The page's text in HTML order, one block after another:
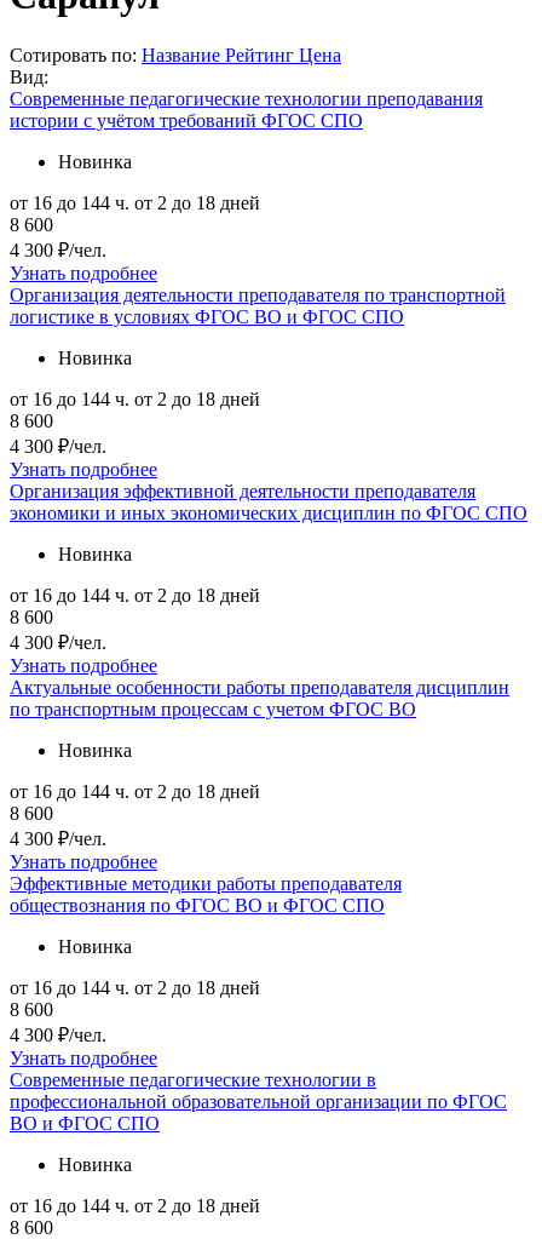
Сотировать по: Название Рейтинг Цена
Вид:
Современные педагогические технологии преподавания
истории с учётом требований ФГОС СПО
Новинка
от 16 до 144 ч. от 2 до 18 дней
8 600
4 300 ₽/чел.
Узнать подробнее
Организация деятельности преподавателя по транспортной
логистике в условиях ФГОС ВО и ФГОС СПО
Новинка
от 16 до 144 ч. от 2 до 18 дней
8 600
4 300 ₽/чел.
Узнать подробнее
Организация эффективной деятельности преподавателя
экономики и иных экономических дисциплин по ФГОС СПО
Новинка
от 16 до 144 ч. от 2 до 18 дней
8 600
4 300 ₽/чел.
Узнать подробнее
Актуальные особенности работы преподавателя дисциплин
по транспортным процессам с учетом ФГОС ВО
Новинка
от 16 до 144 ч. от 2 до 18 дней
8 600
4 300 ₽/чел.
Узнать подробнее
Эффективные методики работы преподавателя
обществознания по ФГОС ВО и ФГОС СПО
Новинка
от 16 до 144 ч. от 2 до 18 дней
8 600
4 300 ₽/чел.
Узнать подробнее
Современные педагогические технологии в
профессиональной образовательной организации по ФГОС
ВО и ФГОС СПО
Новинка
от 16 до 144 ч. от 2 до 18 дней
8 600